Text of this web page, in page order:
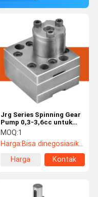
Jrg Series Spinning Gear
Pump 0,3-3,6cc untuk
Polyurethane Foaming
MOQ:1
Harga:Bisa dinegosiasikan
Harga
Kontak